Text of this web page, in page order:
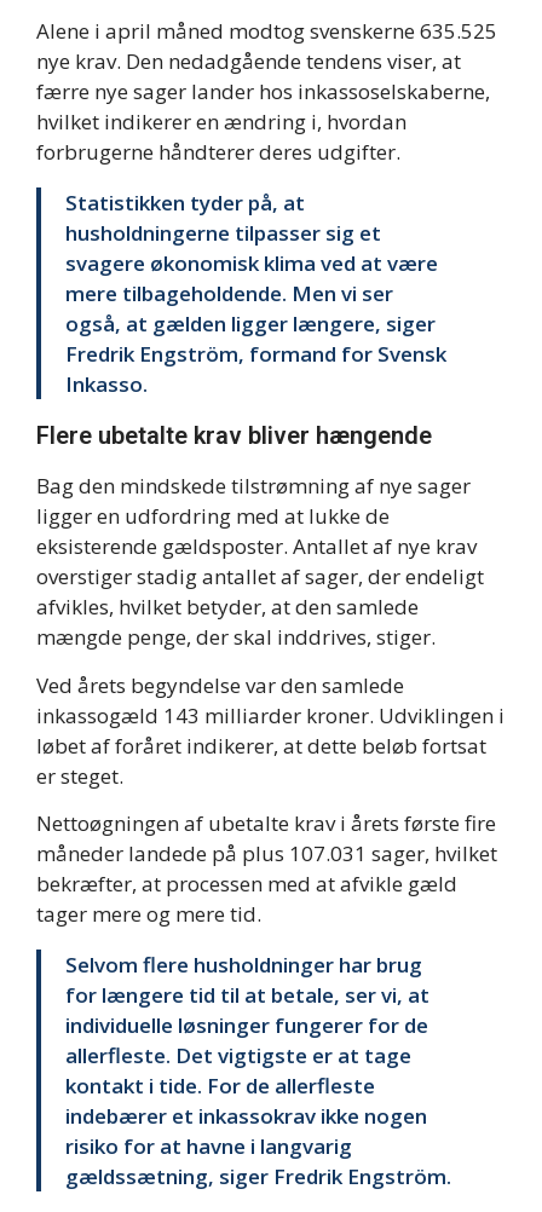
Alene i april måned modtog svenskerne 635.525
nye krav. Den nedadgående tendens viser, at
færre nye sager lander hos inkassoselskaberne,
hvilket indikerer en ændring i, hvordan
forbrugerne håndterer deres udgifter.
Statistikken tyder på, at
husholdningerne tilpasser sig et
svagere økonomisk klima ved at være
mere tilbageholdende. Men vi ser
også, at gælden ligger længere, siger
Fredrik Engström, formand for Svensk
Inkasso.
Flere ubetalte krav bliver hængende
Bag den mindskede tilstrømning af nye sager
ligger en udfordring med at lukke de
eksisterende gældsposter. Antallet af nye krav
overstiger stadig antallet af sager, der endeligt
afvikles, hvilket betyder, at den samlede
mængde penge, der skal inddrives, stiger.
Ved årets begyndelse var den samlede
inkassogæld 143 milliarder kroner. Udviklingen i
løbet af foråret indikerer, at dette beløb fortsat
er steget.
Nettoøgningen af ubetalte krav i årets første fire
måneder landede på plus 107.031 sager, hvilket
bekræfter, at processen med at afvikle gæld
tager mere og mere tid.
Selvom flere husholdninger har brug
for længere tid til at betale, ser vi, at
individuelle løsninger fungerer for de
allerfleste. Det vigtigste er at tage
kontakt i tide. For de allerfleste
indebærer et inkassokrav ikke nogen
risiko for at havne i langvarig
gældssætning, siger Fredrik Engström.